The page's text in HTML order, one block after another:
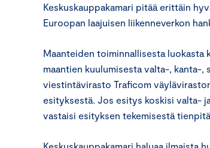
Keskuskauppakamari pitää erittäin
Euroopan laajuisen liikenneverkon
Maanteiden toiminnallisesta luokasta
maantien kuulumisesta valta-, kanta-
viestintävirasto Traficom
esityksestä. Jos esitys koskisi valta-
vastaisi esityksen tekemisestä
Keskuskauppakamari haluaa ilmaista